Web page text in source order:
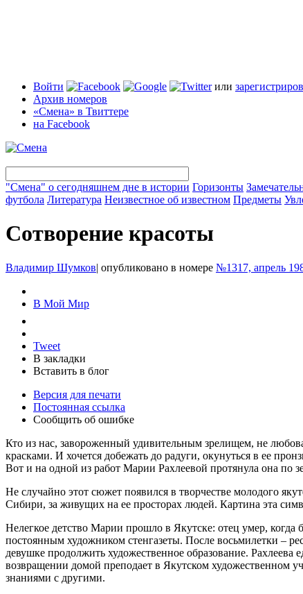
Войти или
Архив номеров
«Смена» в Твиттере
на Facebook
"Смена" о сегодняшнем дне в истории Горизонты
футбола Литература Неизвестное об известном Предметы
Сотворение красоты
Владимир Шумков| опубликовано в номере №1317, апрель
В Мой Мир
Tweet
В закладки
Вставить в блог
Версия для печати
Постоянная ссылка
Сообщить об ошибке
Кто из нас, завороженный удивительным зрелищем, не
красками. И хочется добежать до радуги, окунуться в ее
Вот и на одной из работ Марии Рахлеевой протянула она по
Не случайно этот сюжет появился в творчестве молодого
Сибири, за живущих на ее просторах людей. Картина эта
Нелегкое детство Марии прошло в Якутске: отец умер,
постоянным художником стенгазеты. После восьмилетки –
девушке продолжить художественное образование.
возвращении домой преподает в Якутском художественном
знаниями с другими.